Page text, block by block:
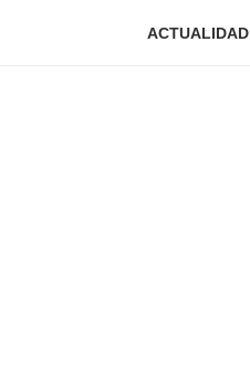
ACTUALIDAD